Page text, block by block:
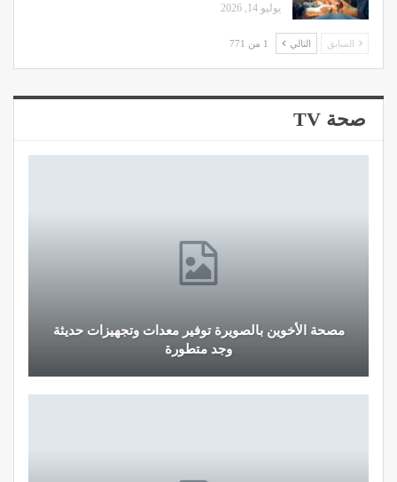
يوليو 14, 2026
السابق التالي 1 من 771
صحة TV
مصحة الأخوين بالصويرة توفير معدات وتجهيزات حديثة
وجد متطورة